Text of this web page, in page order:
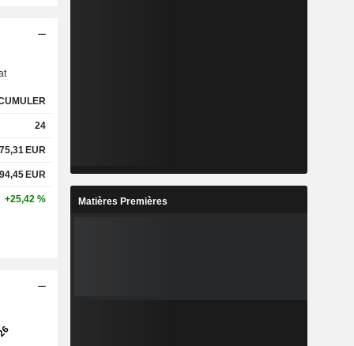
24
75,31 EUR
94,45 EUR
+25,42 % Matières Premières